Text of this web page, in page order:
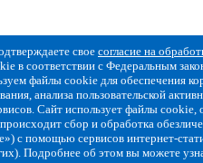
свое согласие на
в соответствии с Федеральным
файлы cookie для обеспечения
анализа пользовательской
Сайт использует файлы cookie,
сбор и обработка
с помощью сервисов интернет-
Подробнее об этом вы можете